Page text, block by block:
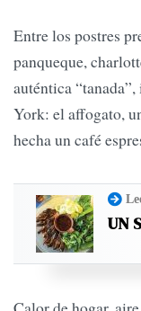
Entre los postres
panqueque,
auténtica
York: el affogato,
hecha un café
UN